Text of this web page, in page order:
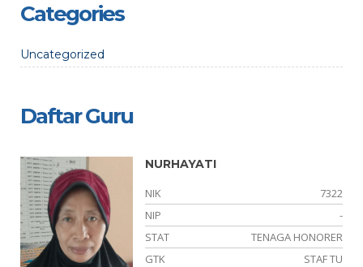
Categories
Uncategorized
Daftar Guru
NURHAYATI
NIK
7322
NIP
-
STAT
TENAGA HONORER
GTK
STAF TU